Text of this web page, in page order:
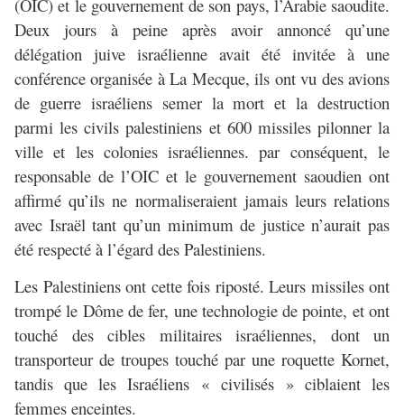
(OIC) et le gouvernement de son pays, l’Arabie saoudite.
Deux jours à peine après avoir annoncé qu’une
délégation juive israélienne avait été invitée à une
conférence organisée à La Mecque, ils ont vu des avions
de guerre israéliens semer la mort et la destruction
parmi les civils palestiniens et 600 missiles pilonner la
ville et les colonies israéliennes. par conséquent, le
responsable de l’OIC et le gouvernement saoudien ont
affirmé qu’ils ne normaliseraient jamais leurs relations
avec Israël tant qu’un minimum de justice n’aurait pas
été respecté à l’égard des Palestiniens.
Les Palestiniens ont cette fois riposté. Leurs missiles ont
trompé le Dôme de fer, une technologie de pointe, et ont
touché des cibles militaires israéliennes, dont un
transporteur de troupes touché par une roquette Kornet,
tandis que les Israéliens « civilisés » ciblaient les
femmes enceintes.